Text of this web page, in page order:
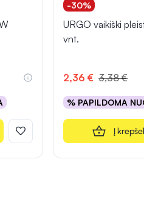
-30%
URGO vaikiški
vnt.
2,36 € 3,38 €
% PAPILDOMA
Į